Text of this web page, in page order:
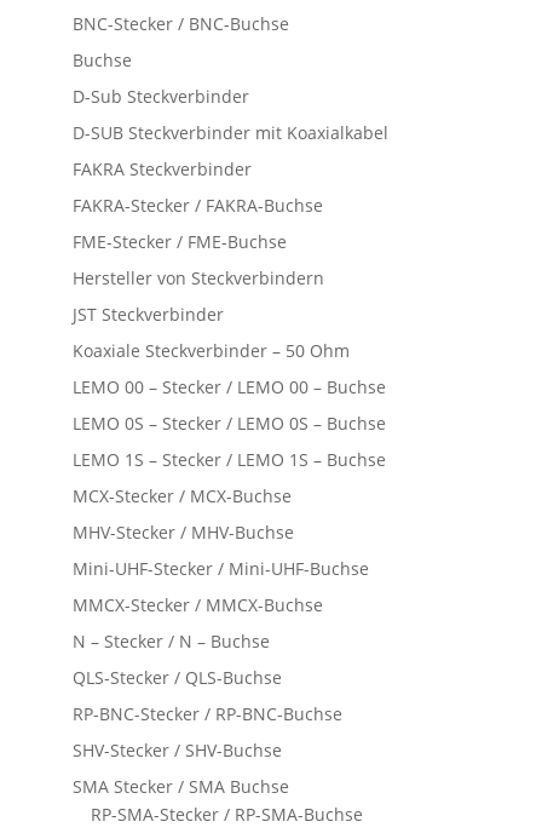
BNC-Stecker / BNC-Buchse
Buchse
D-Sub Steckverbinder
D-SUB Steckverbinder mit Koaxialkabel
FAKRA Steckverbinder
FAKRA-Stecker / FAKRA-Buchse
FME-Stecker / FME-Buchse
Hersteller von Steckverbindern
JST Steckverbinder
Koaxiale Steckverbinder – 50 Ohm
LEMO 00 – Stecker / LEMO 00 – Buchse
LEMO 0S – Stecker / LEMO 0S – Buchse
LEMO 1S – Stecker / LEMO 1S – Buchse
MCX-Stecker / MCX-Buchse
MHV-Stecker / MHV-Buchse
Mini-UHF-Stecker / Mini-UHF-Buchse
MMCX-Stecker / MMCX-Buchse
N – Stecker / N – Buchse
QLS-Stecker / QLS-Buchse
RP-BNC-Stecker / RP-BNC-Buchse
SHV-Stecker / SHV-Buchse
SMA Stecker / SMA Buchse
RP-SMA-Stecker / RP-SMA-Buchse